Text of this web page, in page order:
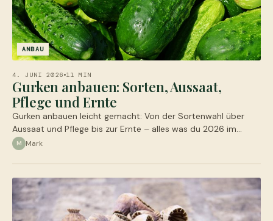
ANBAU
4. JUNI 2026 11 MIN
Gurken anbauen: Sorten, Aussaat,
Pflege und Ernte
Gurken anbauen leicht gemacht: Von der Sortenwahl über
Aussaat und Pflege bis zur Ernte – alles was du 2026 im…
M Mark